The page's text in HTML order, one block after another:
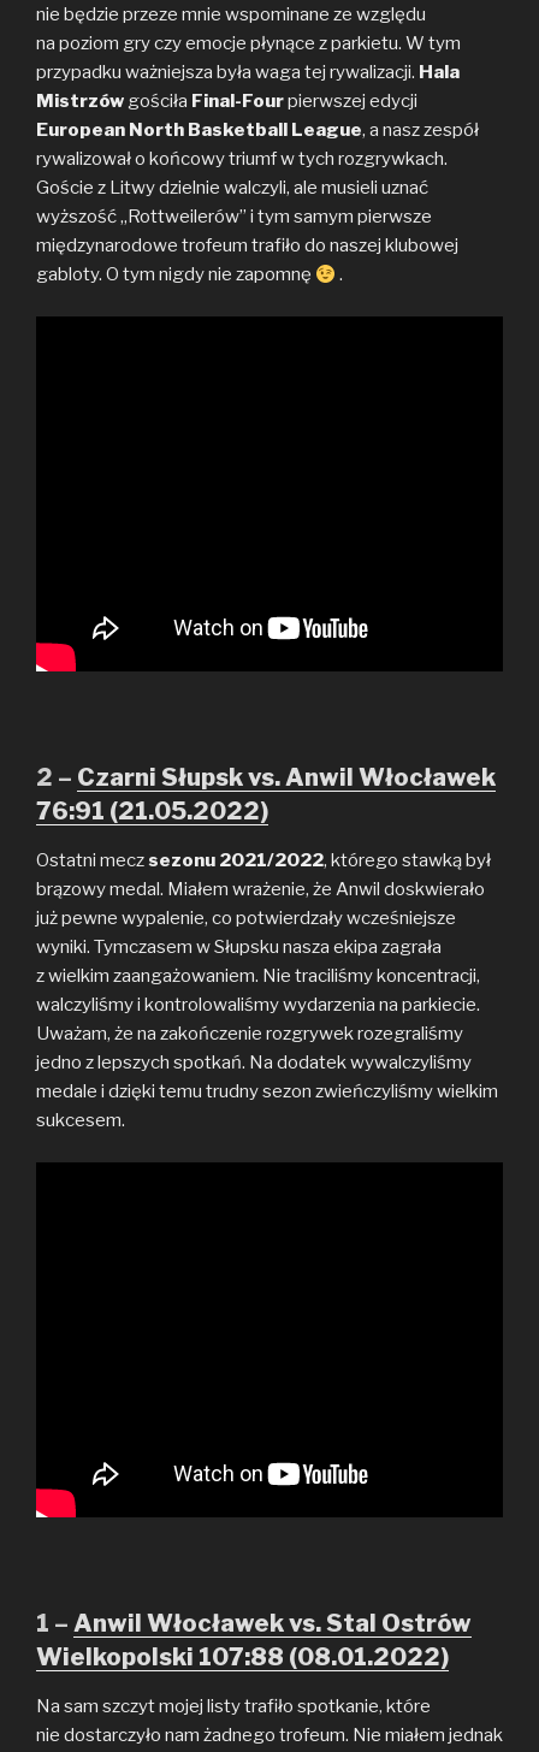
nie będzie przeze mnie wspominane ze względu
na poziom gry czy emocje płynące z parkietu. W tym
przypadku ważniejsza była waga tej rywalizacji. Hala
Mistrzów gościła Final-Fourpierwszej edycji
European North Basketball League, a nasz zespół
rywalizował o końcowy triumf w tych rozgrywkach.
Goście z Litwy dzielnie walczyli, ale musieli uznać
wyższość „Rottweilerów” i tym samym pierwsze
międzynarodowe trofeum trafiło do naszej klubowej
gabloty. O tym nigdy nie zapomnę
.
2 – Czarni Słupsk vs. Anwil Włocławek
76:91 (21.05.2022)
Ostatni meczsezonu 2021/2022, którego stawką był
brązowy medal. Miałem wrażenie, że Anwil doskwierało
już pewne wypalenie, co potwierdzały wcześniejsze
wyniki. Tymczasem w Słupsku nasza ekipa zagrała
z wielkim zaangażowaniem. Nie traciliśmy koncentracji,
walczyliśmy i kontrolowaliśmy wydarzenia na parkiecie.
Uważam, że na zakończenie rozgrywek rozegraliśmy
jedno z lepszych spotkań. Na dodatek wywalczyliśmy
medale i dzięki temu trudny sezon zwieńczyliśmy wielkim
sukcesem.
1 – Anwil Włocławek vs. Stal Ostrów
Wielkopolski 107:88 (08.01.2022)
Na sam szczyt mojej listy trafiło spotkanie, które
nie dostarczyło nam żadnego trofeum. Nie miałem jednak